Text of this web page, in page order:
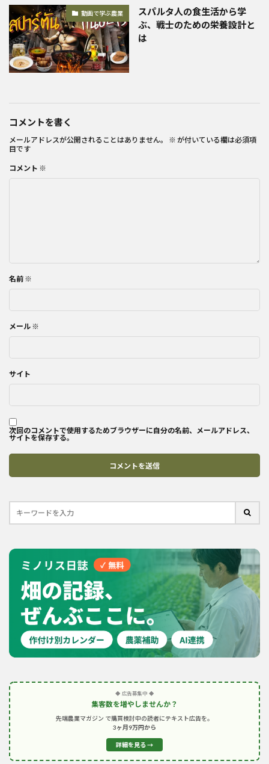
動画で学ぶ農業
スパルタ人の食生活から学
ぶ、戦士のための栄養設計と
は
コメントを書く
メールアドレスが公開されることはありません。 ※ が付いている欄は必須項
目です
コメント ※
名前 ※
メール ※
サイト
次回のコメントで使用するためブラウザーに自分の名前、メールアドレス、
サイトを保存する。
◆ 広告募集中 ◆
集客数を増やしませんか？
先端農業マガジン で購買検討中の読者にテキスト広告を。
3ヶ月9万円から
詳細を見る →